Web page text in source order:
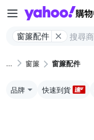
窗簾配件
窗簾 窗簾配件
品牌 快速到貨